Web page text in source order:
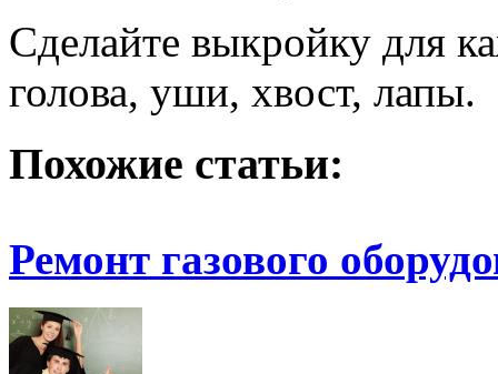
Сделайте выкройку для
голова, уши, хвост, лапы.
Похожие статьи:
Ремонт газового